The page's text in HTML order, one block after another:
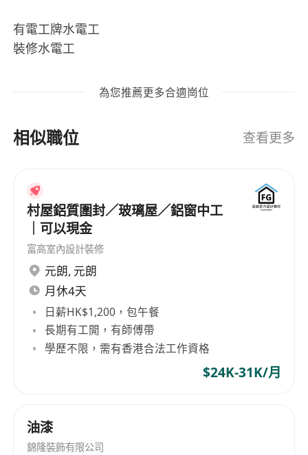
有電工牌水電工
裝修水電工
為您推薦更多合適崗位
相似職位 查看更多
村屋鋁質圍封／玻璃屋／鋁窗中工
｜可以現金
富高室內設計裝修
元朗, 元朗
月休4天
日薪HK$1,200，包午餐
長期有工開，有師傅帶
學歷不限，需有香港合法工作資格
$24K-31K/月
油漆
錦隆裝飾有限公司